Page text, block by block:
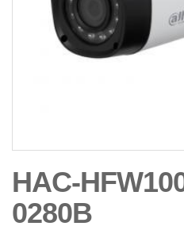
HAC-
0280B